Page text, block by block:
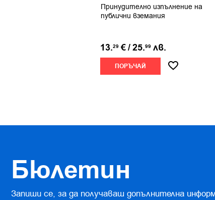
Принудително изпълнение на
публични вземания
13.29 €/25.99 лв.
ПОРЪЧАЙ
Бюлетин
Запиши се, за да получаваш допълнителна